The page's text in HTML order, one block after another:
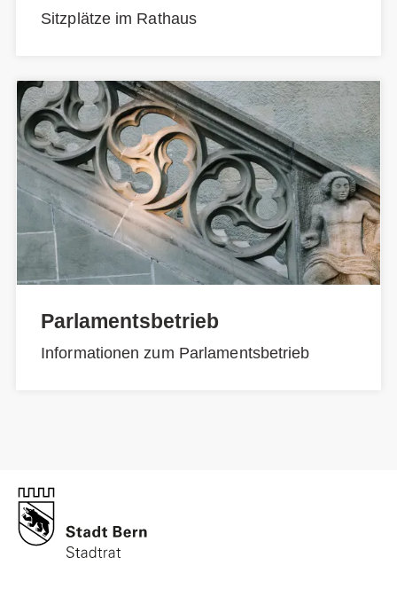
Sitzplätze im Rathaus
Parlamentsbetrieb
Informationen zum Parlamentsbetrieb